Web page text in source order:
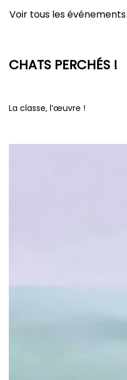
Voir tous les événements
CHATS PERCHÉS !
La classe, l’œuvre !